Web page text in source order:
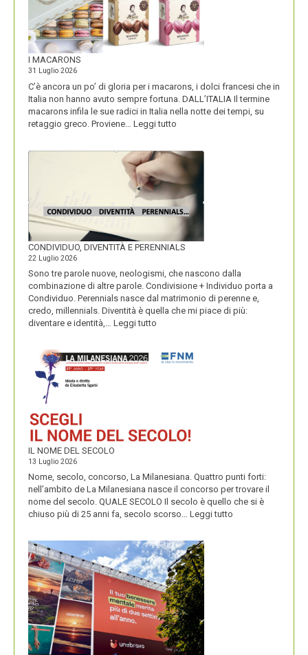
I MACARONS
31 Luglio 2026
C’è ancora un po’ di gloria per i macarons, i dolci francesi che in
Italia non hanno avuto sempre fortuna. DALL’ITALIA Il termine
macarons infila le sue radici in Italia nella notte dei tempi, su
retaggio greco. Proviene… Leggi tutto
CONDIVIDUO, DIVENTITÀ E PERENNIALS
22 Luglio 2026
Sono tre parole nuove, neologismi, che nascono dalla
combinazione di altre parole. Condivisione + Individuo porta a
Condividuo. Perennials nasce dal matrimonio di perenne e,
credo, millennials. Diventità è quella che mi piace di più:
diventare e identità,… Leggi tutto
E
IL NOME DEL SECOLO
13 Luglio 2026
Nome, secolo, concorso, La Milanesiana. Quattro punti forti:
nell’ambito de La Milanesiana nasce il concorso per trovare il
nome del secolo. QUALE SECOLO Il secolo è quello che si è
chiuso più di 25 anni fa, secolo scorso… Leggi tutto